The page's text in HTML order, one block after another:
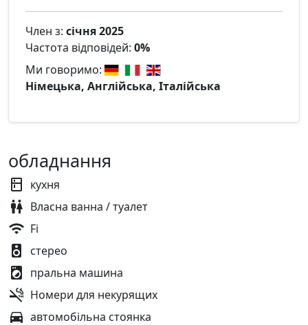
Член з: січня 2025
Частота відповідей: 0%
Ми говоримо:
Німецька, Англійська, Італійська
обладнання
кухня
Власна ванна / туалет
Fi
стерео
пральна машина
Номери для некурящих
автомобільна стоянка